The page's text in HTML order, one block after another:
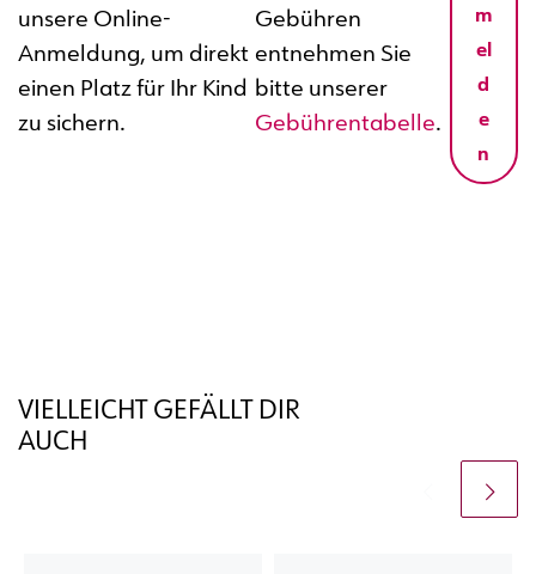
unsere Online-
Anmeldung, um direkt
einen Platz für Ihr Kind
zu sichern.
Gebühren
entnehmen Sie
bitte unserer
Gebührentabelle.
m
el
d
e
n
VIELLEICHT GEFÄLLT DIR
AUCH